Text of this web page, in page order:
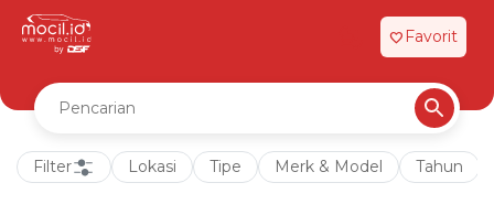
favorite Favorit
Filter Lokasi Tipe Merk & Model Tahun